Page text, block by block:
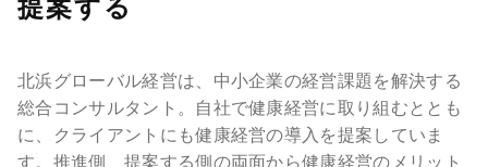
提案する
北浜グローバル経営は、中小企業の経営課題を解決する
総合コンサルタント。自社で健康経営に取り組むととも
に、クライアントにも健康経営の導入を提案していま
す。推進側、提案する側の両面から健康経営のメリット